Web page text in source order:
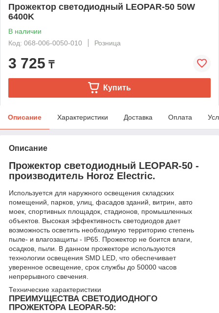
Прожектор светодиодный LEOPAR-50 50W
6400K
В наличии
Код: 068-006-0050-010
Розница
3 725 ₸
Купить
Описание Характеристики Доставка Оплата
Описание
Прожектор светодиодный LEOPAR-50 -
производитель Horoz Electric.
Используется для наружного освещения складских
помещений, парков, улиц, фасадов зданий, витрин, авто
моек, спортивных площадок, стадионов, промышленных
объектов. Высокая эффективность светодиодов дает
возможность осветить необходимую территорию степень
пыле- и влагозащиты - IP65. Прожектор не боится влаги,
осадков, пыли. В данном прожекторе используются
технологии освещения SMD LED, что обеспечивает
уверенное освещение, срок службы до 50000 часов
непрерывного свечения.
Технические характеристики
ПРЕИМУЩЕСТВА СВЕТОДИОДНОГО
ПРОЖЕКТОРА LEOPAR-50: